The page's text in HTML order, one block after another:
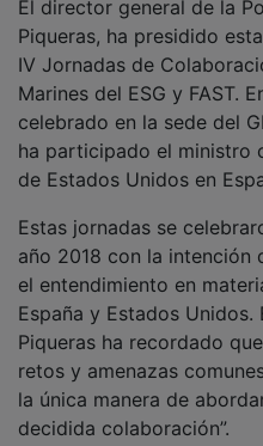
Piqueras, ha presidido
IV Jornadas de
Marines del ESG y FAST.
celebrado en la sede del
ha participado el ministro
de Estados Unidos en
año 2018 con la intención
el entendimiento en
España y Estados Unidos.
Piqueras ha recordado
retos y amenazas
la única manera de
decidida colaboración”.